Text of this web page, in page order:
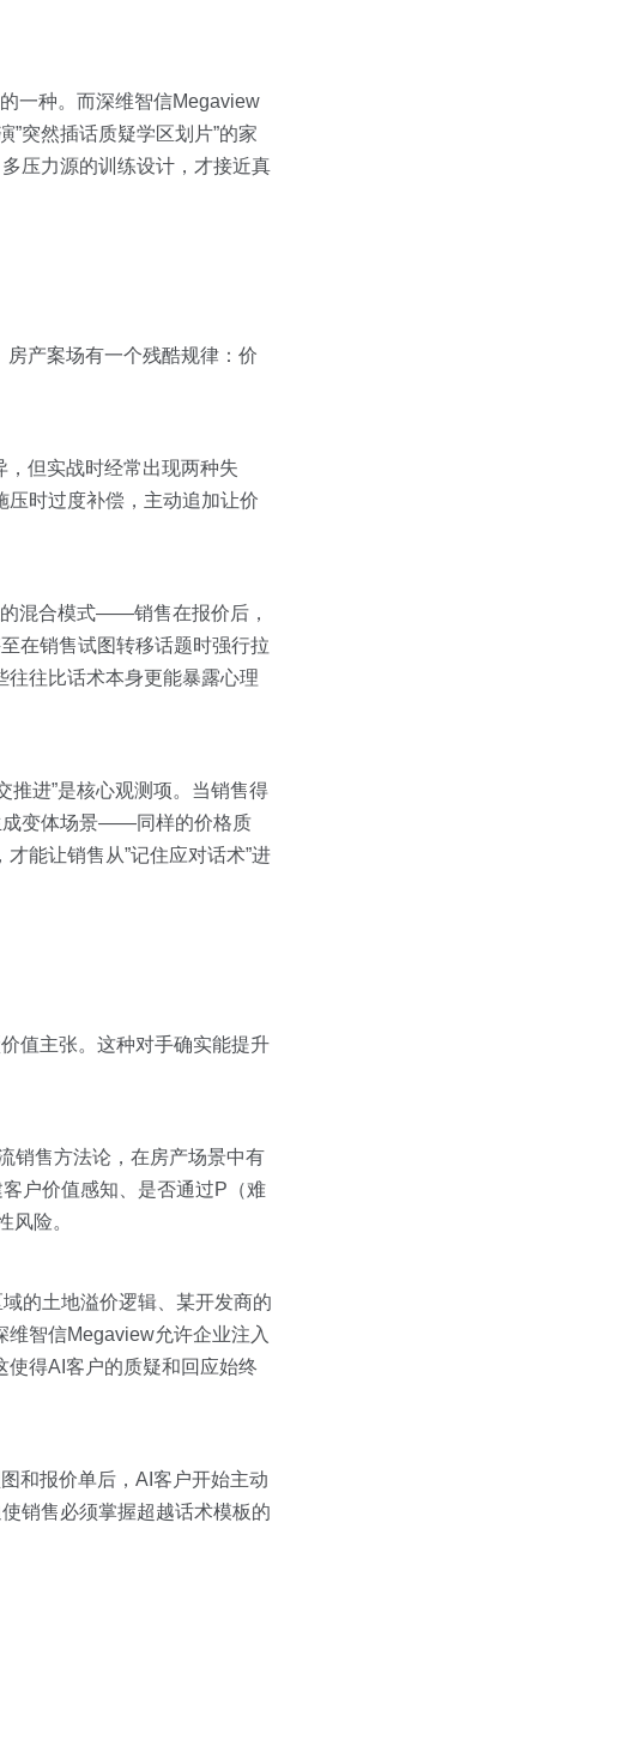
一种。而深维智信Megaview
突然插话质疑学区划片”的家
压力源的训练设计，才接近真
产案场有一个残酷规律：价
但实战时经常出现两种失
时过度补偿，主动追加让价
混合模式——销售在报价后，
在销售试图转移话题时强行拉
往往比话术本身更能暴露心理
推进”是核心观测项。当销售得
成变体场景——同样的价格质
能让销售从”记住应对话术”进
值主张。这种对手确实能提升
销售方法论，在房产场景中有
户价值感知、是否通过P（难
风险。
的土地溢价逻辑、某开发商的
智信Megaview允许企业注入
得AI客户的质疑和回应始终
和报价单后，AI客户开始主动
销售必须掌握超越话术模板的